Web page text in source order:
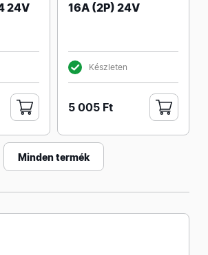
24V
16A (2P) 24V
Készleten
5 005 Ft
Minden termék